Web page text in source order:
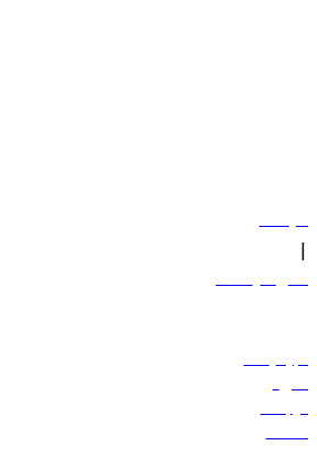
سياساتنا
|
الشروط والأحكام
حجز الرحلات
العروض
الوجهات
الأمتعة